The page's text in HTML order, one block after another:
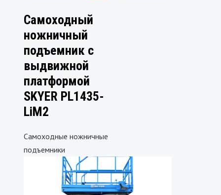
Самоходный
ножничный
подъемник с
выдвижной
платформой
SKYER PL1435-
LiM2
Самоходные ножничные
подъемники